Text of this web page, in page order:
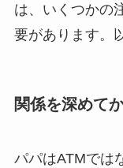
は、いくつかの
要があります。
関係を深めて
パパはATMでは